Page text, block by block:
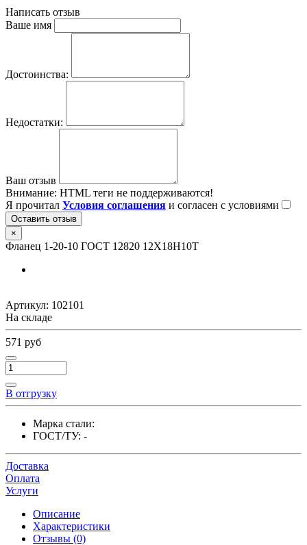
Написать отзыв
Ваше имя
Достоинства:
Недостатки:
Ваш отзыв
Внимание: HTML теги не поддерживаются!
Я прочитал Условия соглашения и согласен с условиями
Оставить отзыв
×
Фланец 1-20-10 ГОСТ 12820 12Х18Н10Т
Артикул: 102101
На складе
571 руб
В отгрузку
Марка стали:
ГОСТ/ТУ: -
Доставка
Оплата
Услуги
Описание
Характеристики
Отзывы (0)